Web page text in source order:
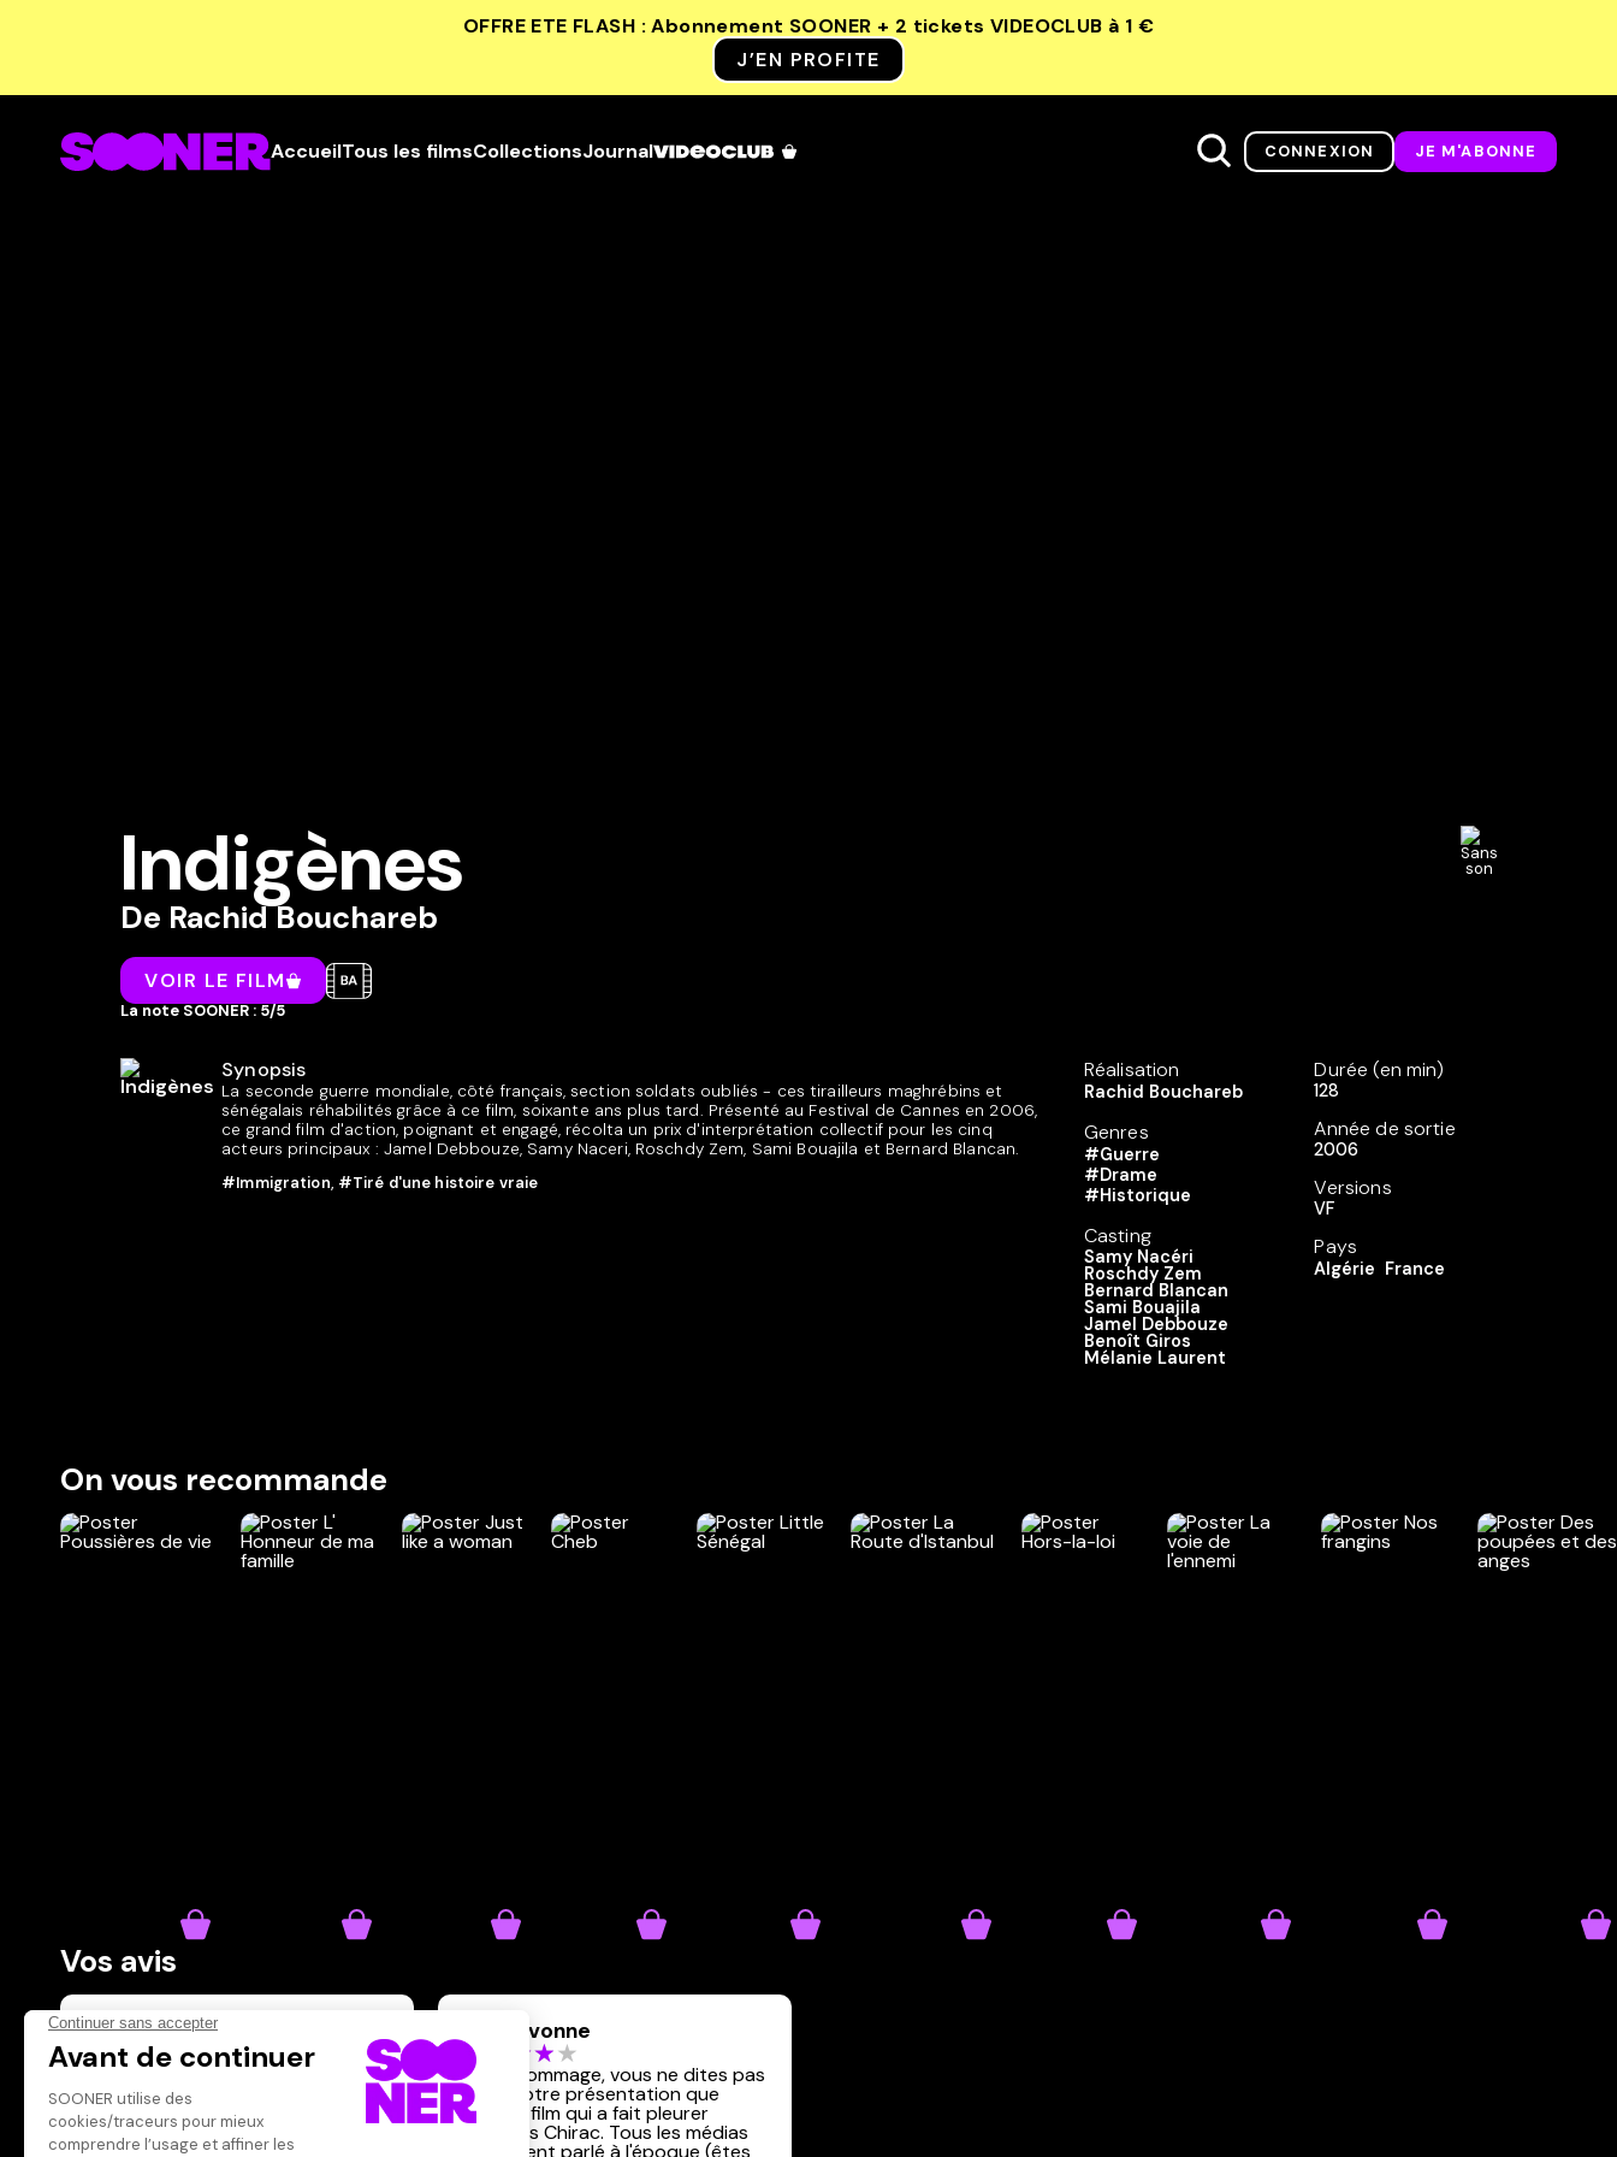
OFFRE ETE FLASH : Abonnement SOONER + 2 tickets VIDEOCLUB à 1 €
J’EN PROFITE
AccueilTous les filmsCollectionsJournal CONNEXION JE M'ABONNE
Indigènes
De Rachid Bouchareb
VOIR LE FILM
La note SOONER : 5/5
Synopsis
La seconde guerre mondiale, côté français, section soldats oubliés - ces tirailleurs maghrébins et
sénégalais réhabilités grâce à ce film, soixante ans plus tard. Présenté au Festival de Cannes en 2006,
ce grand film d'action, poignant et engagé, récolta un prix d'interprétation collectif pour les cinq
acteurs principaux : Jamel Debbouze, Samy Naceri, Roschdy Zem, Sami Bouajila et Bernard Blancan.
#Immigration, #Tiré d'une histoire vraie
Réalisation
Rachid Bouchareb
Genres
#Guerre
#Drame
#Historique
Casting
Samy Nacéri
Roschdy Zem
Bernard Blancan
Sami Bouajila
Jamel Debbouze
Benoît Giros
Mélanie Laurent
Durée (en min)
128
Année de sortie
2006
Versions
VF
Pays
Algérie France
On vous recommande
Vos avis
Donnez votre avis
Votre note
Votre commentaire
Il faut vous connecter pour
publier un avis
mamyvonne
C'est dommage, vous ne dites pas
dans votre présentation que
c'est le film qui a fait pleurer
Jacques Chirac. Tous les médias
en avaient parlé à l'époque (êtes